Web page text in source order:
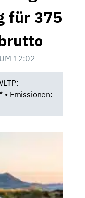
für 375
12:02
Emissionen: